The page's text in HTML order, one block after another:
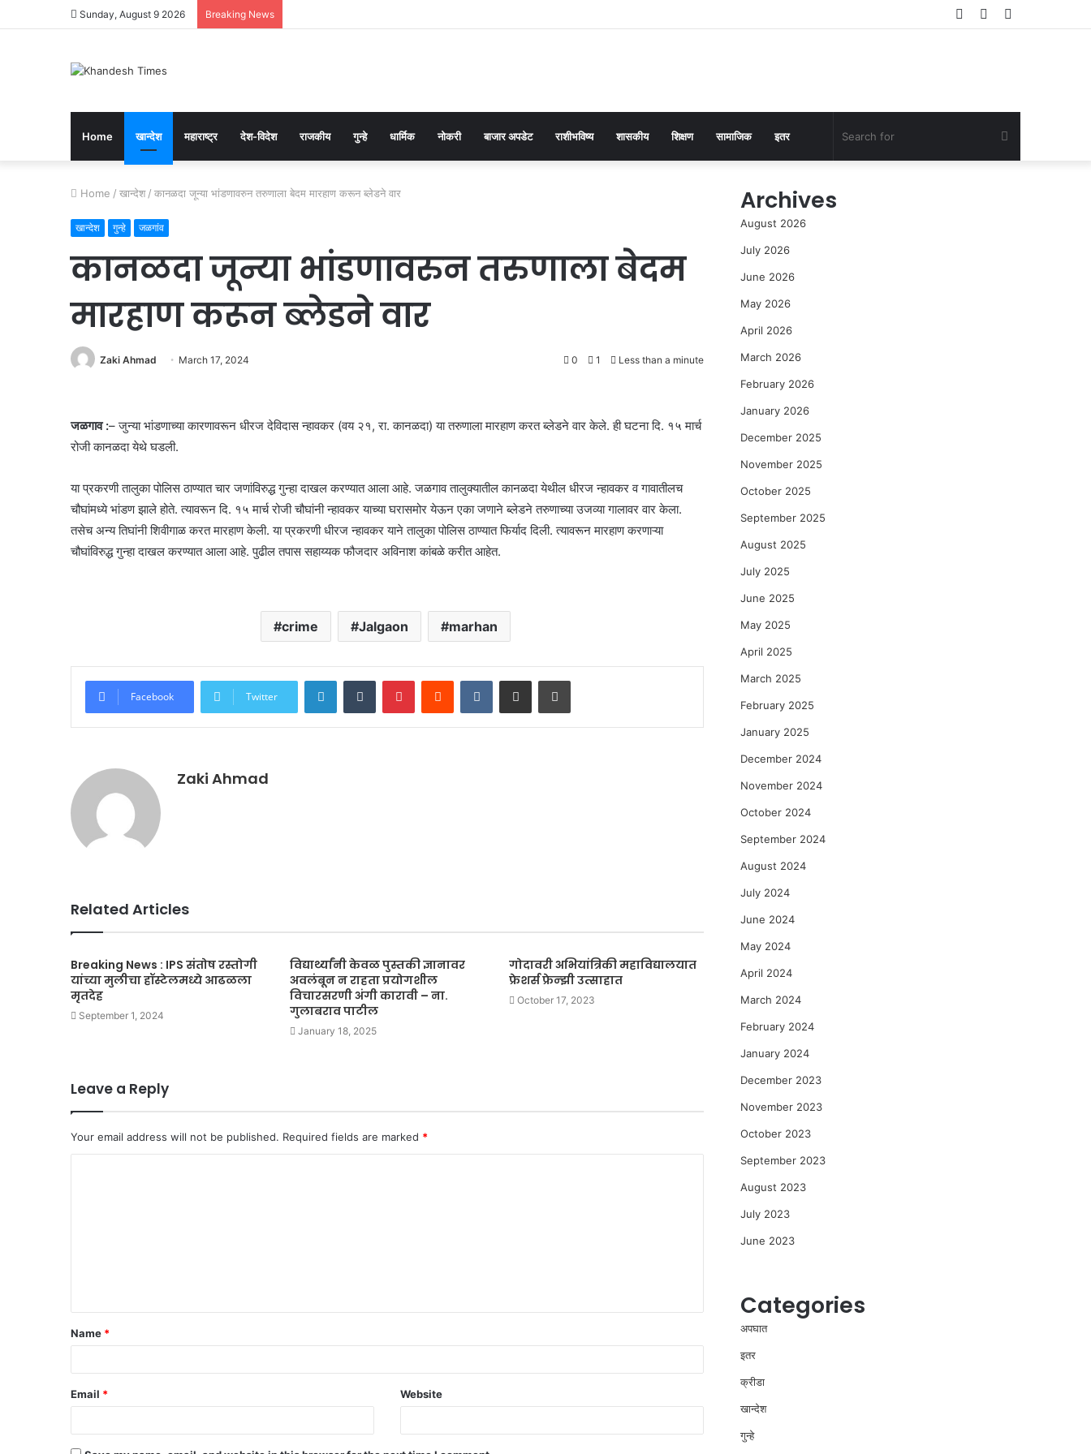
Sunday, August 9 2026 Breaking News
Random
Log
Home खान्देश महाराष्ट्र देश-विदेश राजकीय गुन्हे धार्मिक नोकरी बाजार अपडेट राशीभविष्य शासकीय शिक्षण सामाजिक इतर Search
Home / खान्देश / कानळदा जून्या भांडणावरुन तरुणाला बेदम मारहाण करून ब्लेडने वार
खान्देश गुन्हे जळगांव
कानळदा जून्या भांडणावरुन तरुणाला बेदम
मारहाण करून ब्लेडने वार
Zaki Ahmad March 17, 2024 0 1 Less than a minute
जळगाव :– जुन्या भांडणाच्या कारणावरून धीरज देविदास न्हावकर (वय २१, रा. कानळदा) या तरुणाला मारहाण करत ब्लेडने वार केले. ही घटना दि. १५ मार्च
रोजी कानळदा येथे घडली.
या प्रकरणी तालुका पोलिस ठाण्यात चार जणांविरुद्ध गुन्हा दाखल करण्यात आला आहे. जळगाव तालुक्यातील कानळदा येथील धीरज न्हावकर व गावातीलच
चौघांमध्ये भांडण झाले होते. त्यावरून दि. १५ मार्च रोजी चौघांनी न्हावकर याच्या घरासमोर येऊन एका जणाने ब्लेडने तरुणाच्या उजव्या गालावर वार केला.
तसेच अन्य तिघांनी शिवीगाळ करत मारहाण केली. या प्रकरणी धीरज न्हावकर याने तालुका पोलिस ठाण्यात फिर्याद दिली. त्यावरून मारहाण करणाऱ्या
चौघांविरुद्ध गुन्हा दाखल करण्यात आला आहे. पुढील तपास सहाय्यक फौजदार अविनाश कांबळे करीत आहेत.
crime Jalgaon marhan
Facebook Twitter
LinkedInTumblr PinterestReddit VKontakteShare via Email Print
Zaki Ahmad
Related Articles
Breaking News : IPS संतोष रस्तोगी
यांच्या मुलीचा हॉस्टेलमध्ये आढळला
मृतदेह
September 1, 2024
विद्यार्थ्यांनी केवळ पुस्तकी ज्ञानावर
अवलंबून न राहता प्रयोगशील
विचारसरणी अंगी कारावी – ना.
गुलाबराव पाटील
January 18, 2025
गोदावरी अभियांत्रिकी महाविद्यालयात
फ्रेशर्स फ्रेन्झी उत्साहात
October 17, 2023
Leave a Reply
Your email address will not be published. Required fields are marked *
t
*
Name *
Email * Website
Archives
August 2026
July 2026
June 2026
May 2026
April 2026
March 2026
February 2026
January 2026
December 2025
November 2025
October 2025
September 2025
August 2025
July 2025
June 2025
May 2025
April 2025
March 2025
February 2025
January 2025
December 2024
November 2024
October 2024
September 2024
August 2024
July 2024
June 2024
May 2024
April 2024
March 2024
February 2024
January 2024
December 2023
November 2023
October 2023
September 2023
August 2023
July 2023
June 2023
Categories
अपघात
इतर
क्रीडा
खान्देश
गुन्हे